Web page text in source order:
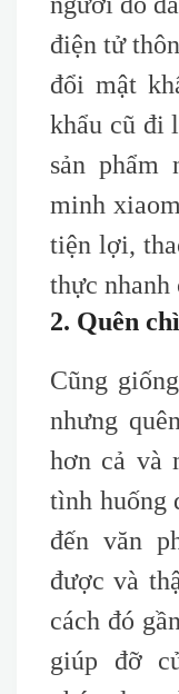
điện tử
đổi mật
khẩu cũ đi
sản phẩm
minh
tiện lợi,
thực nhanh
2. Quên
Cũng
nhưng
hơn cả và
tình huống
đến văn
được và
cách đó
giúp đỡ